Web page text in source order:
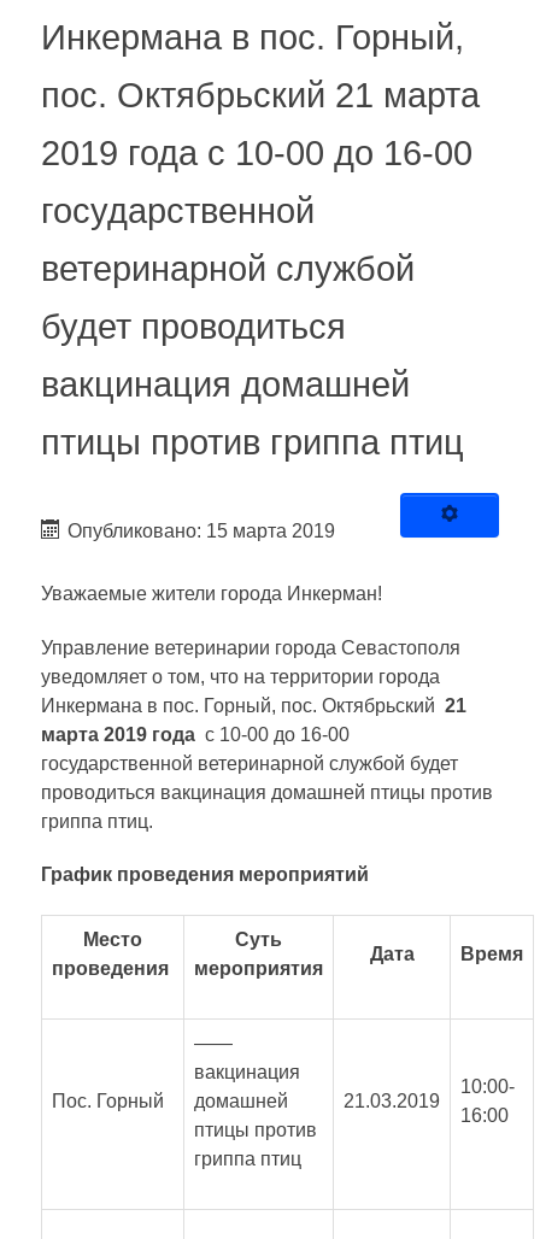
Инкермана в пос. Горный,
пос. Октябрьский 21 марта
2019 года с 10-00 до 16-00
государственной
ветеринарной службой
будет проводиться
вакцинация домашней
птицы против гриппа птиц
Опубликовано: 15 марта 2019
Уважаемые жители города Инкерман!
Управление ветеринарии города Севастополя
уведомляет о том, что на территории города
Инкермана в пос. Горный, пос. Октябрьский 21
марта 2019 года с 10-00 до 16-00
государственной ветеринарной службой будет
проводиться вакцинация домашней птицы против
гриппа птиц.
График проведения мероприятий
Место
проведения
Суть
мероприятия
Дата Время
Пос. Горный
——
вакцинация
домашней
птицы против
гриппа птиц
21.03.2019
10:00-
16:00